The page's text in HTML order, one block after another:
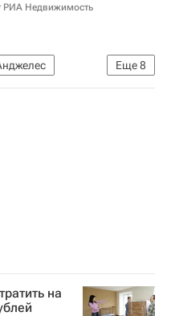
РИА Недвижимость
Еще8
на